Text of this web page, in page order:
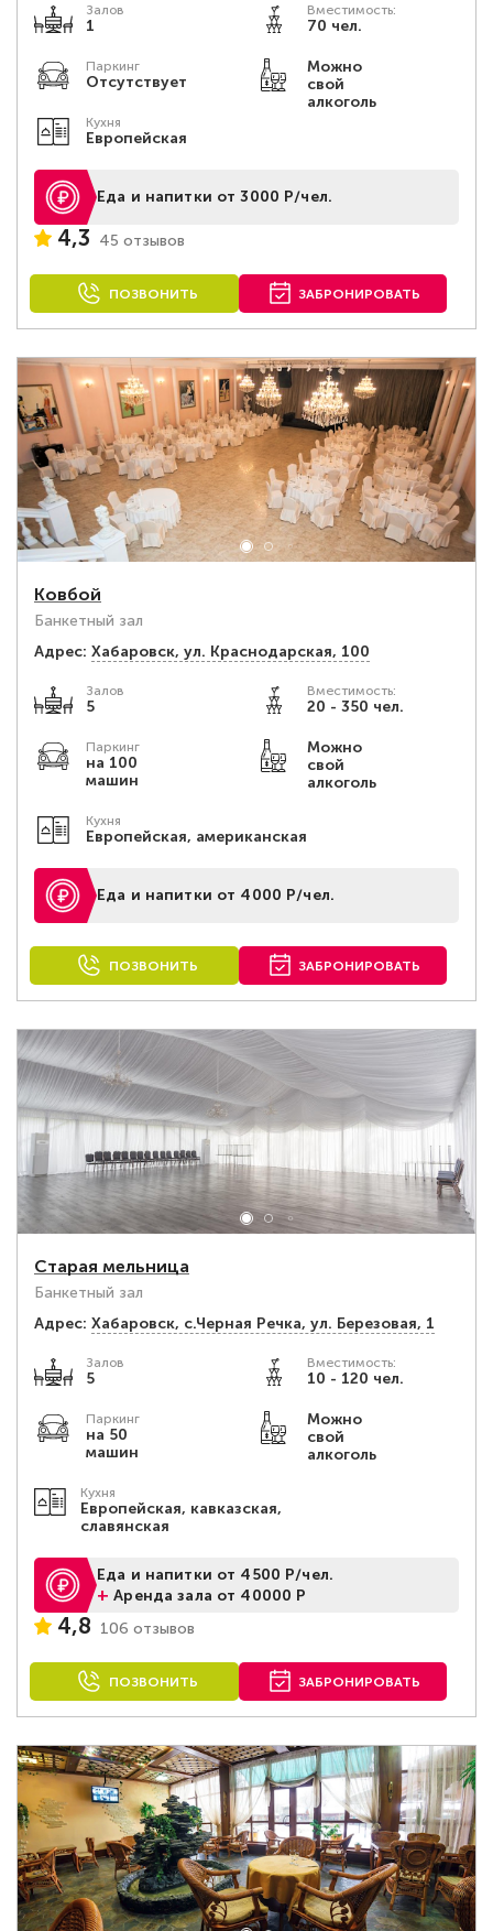
Залов
1
Вместимость:
70 чел.
Паркинг
Отсутствует
Можно
свой
алкоголь
Кухня
Европейская
Еда и напитки от 3000 Р/чел.
4,3 45 отзывов
ПОЗВОНИТЬ ЗАБРОНИРОВАТЬ
Ковбой
Банкетный зал
Адрес: Хабаровск, ул. Краснодарская, 100
Залов
5
Вместимость:
20 - 350 чел.
Паркинг
на 100
машин
Можно
свой
алкоголь
Кухня
Европейская, американская
Еда и напитки от 4000 Р/чел.
ПОЗВОНИТЬ ЗАБРОНИРОВАТЬ
Старая мельница
Банкетный зал
Адрес: Хабаровск, с.Черная Речка, ул. Березовая, 1
Залов
5
Вместимость:
10 - 120 чел.
Паркинг
на 50
машин
Можно
свой
алкоголь
Кухня
Европейская, кавказская,
славянская
Еда и напитки от 4500 Р/чел.
+Аренда зала от 40000 Р
4,8 106 отзывов
ПОЗВОНИТЬ ЗАБРОНИРОВАТЬ